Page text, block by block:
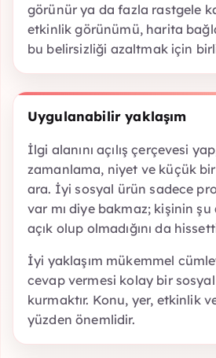
görünür ya da fazla rastgele
etkinlik görünümü, harita
bu belirsizliği azaltmak için
Uygulanabilir yaklaşım
İlgi alanını açılış çerçevesi
zamanlama, niyet ve küçük
ara. İyi sosyal ürün sadece
var mı diye bakmaz; kişinin
açık olup olmadığını da
İyi yaklaşım mükemmel
cevap vermesi kolay bir
kurmaktır. Konu, yer, etkinlik
yüzden önemlidir.